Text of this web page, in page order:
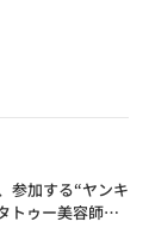
参加する“ヤンキ
トゥー美容師、